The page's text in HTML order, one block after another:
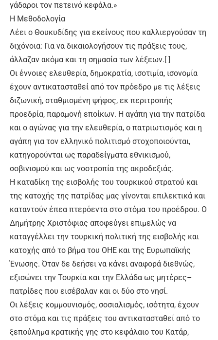
γάδαροι τον πετεινό κεφάλα.»
Η Μεθοδολογία
Λέει ο Θουκυδίδης για εκείνους που καλλιεργούσαν τη
διχόνοια: Για να δικαιολογήσουν τις πράξεις τους,
άλλαζαν ακόμα και τη σημασία των λέξεων.[ ]
Οι έννοιες ελευθερία, δημοκρατία, ισοτιμία, ισονομία
έχουν αντικατασταθεί από τον πρόεδρο με τις λέξεις
διζωνική, σταθμισμένη ψήφος, εκ περιτροπής
προεδρία, παραμονή εποίκων. Η αγάπη για την πατρίδα
και ο αγώνας για την ελευθερία, ο πατριωτισμός και η
αγάπη για τον ελληνικό πολιτισμό στοχοποιούνται,
κατηγορούνται ως παραδείγματα εθνικισμού,
σοβινισμού και ως νοοτροπία της ακροδεξιάς.
Η καταδίκη της εισβολής του τουρκικού στρατού και
της κατοχής της πατρίδας μας γίνονται επιλεκτικά και
καταντούν έπεα πτερόεντα στο στόμα του προέδρου. Ο
Δημήτρης Χριστόφιας αποφεύγει επιμελώς να
καταγγέλλει την τουρκική πολιτική της εισβολής και
κατοχής από το βήμα του ΟΗΕ και της Ευρωπαϊκής
Ένωσης. Όταν δε δεήσει να κάνει αναφορά διεθνώς,
εξισώνει την Τουρκία και την Ελλάδα ως μητέρες–
πατρίδες που εισέβαλαν και οι δύο στο νησί.
Οι λέξεις κομμουνισμός, σοσιαλισμός, ισότητα, έχουν
στο στόμα και τις πράξεις του αντικατασταθεί από το
ξεπούλημα κρατικής γης στο κεφάλαιο του Κατάρ,